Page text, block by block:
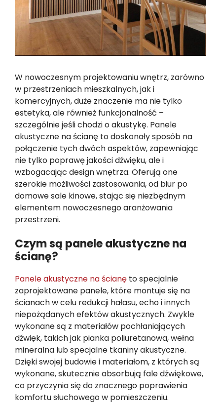
W nowoczesnym projektowaniu wnętrz, zarówno
w przestrzeniach mieszkalnych, jak i
komercyjnych, duże znaczenie ma nie tylko
estetyka, ale również funkcjonalność –
szczególnie jeśli chodzi o akustykę. Panele
akustyczne na ścianę to doskonały sposób na
połączenie tych dwóch aspektów, zapewniając
nie tylko poprawę jakości dźwięku, ale i
wzbogacając design wnętrza. Oferują one
szerokie możliwości zastosowania, od biur po
domowe sale kinowe, stając się niezbędnym
elementem nowoczesnego aranżowania
przestrzeni.
Czym są panele akustyczne na
ścianę?
Panele akustyczne na ścianę to specjalnie
zaprojektowane panele, które montuje się na
ścianach w celu redukcji hałasu, echo i innych
niepożądanych efektów akustycznych. Zwykle
wykonane są z materiałów pochłaniających
dźwięk, takich jak pianka poliuretanowa, wełna
mineralna lub specjalne tkaniny akustyczne.
Dzięki swojej budowie i materiałom, z których są
wykonane, skutecznie absorbują fale dźwiękowe,
co przyczynia się do znacznego poprawienia
komfortu słuchowego w pomieszczeniu.